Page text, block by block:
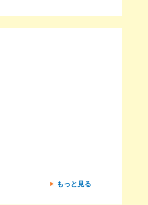
もっと見る